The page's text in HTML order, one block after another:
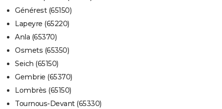
Générest (65150)
Lapeyre (65220)
Anla (65370)
Osmets (65350)
Seich (65150)
Gembrie (65370)
Lombrès (65150)
Tournous-Devant (65330)